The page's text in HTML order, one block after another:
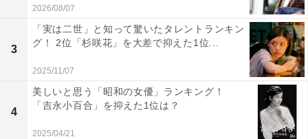
おすすめの道の駅です。
回答者からは「渓谷沿いで自然あふれる風景です。特に
紅葉の時期がおすすめでもみじが美しく、温泉＋自然景
観でさらに癒されます」（20代男性／埼玉県）、「温泉
から見える川や周辺の自然など、美しい景観が見事で
す」（40代女性／東京都）、「温泉と絶景の組み合わせ
2026/08/07
3
「実は二世」と知って驚いたタレントランキン
グ！ 2位「杉咲花」を大差で抑えた1位...
2025/11/07
4
美しいと思う「昭和の女優」ランキング！
「吉永小百合」を抑えた1位は？
2025/04/21